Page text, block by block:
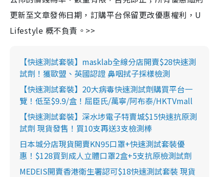
更新至文章發佈日期，訂購平台保留更改優惠權利，U
Lifestyle 概不負責。>>
【快速測試套裝】masklab全線分店開賣$28快速測
試劑！獲歐盟、英國認證 鼻咽拭子採樣檢測
【快速測試套裝】20大病毒快速測試劑購買平台一
覽！低至$9.9/盒！屈臣氏/萬寧/阿布泰/HKTVmall
【快速測試套裝】深水埗電子特賣城$15快速抗原測
試劑 現貨發售！買10支再送3支檢測棒
日本城分店現貨開賣KN95口罩+快速測試套裝優
惠！$128買到成人立體口罩2盒+5支抗原檢測試劑
MEDEIS開賣香港衛生署認可$18快速測試套裝 現貨